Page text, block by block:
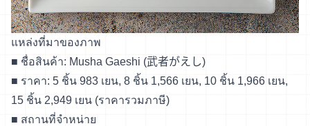
แหล่งที่มาของภาพ
■ ชื่อสินค้า: Musha Gaeshi (武者がえし)
■ ราคา: 5 ชิ้น 983 เยน, 8 ชิ้น 1,566 เยน, 10 ชิ้น 1,966 เยน,
15 ชิ้น 2,949 เยน (ราคารวมภาษี)
■ สถานที่จำหน่าย